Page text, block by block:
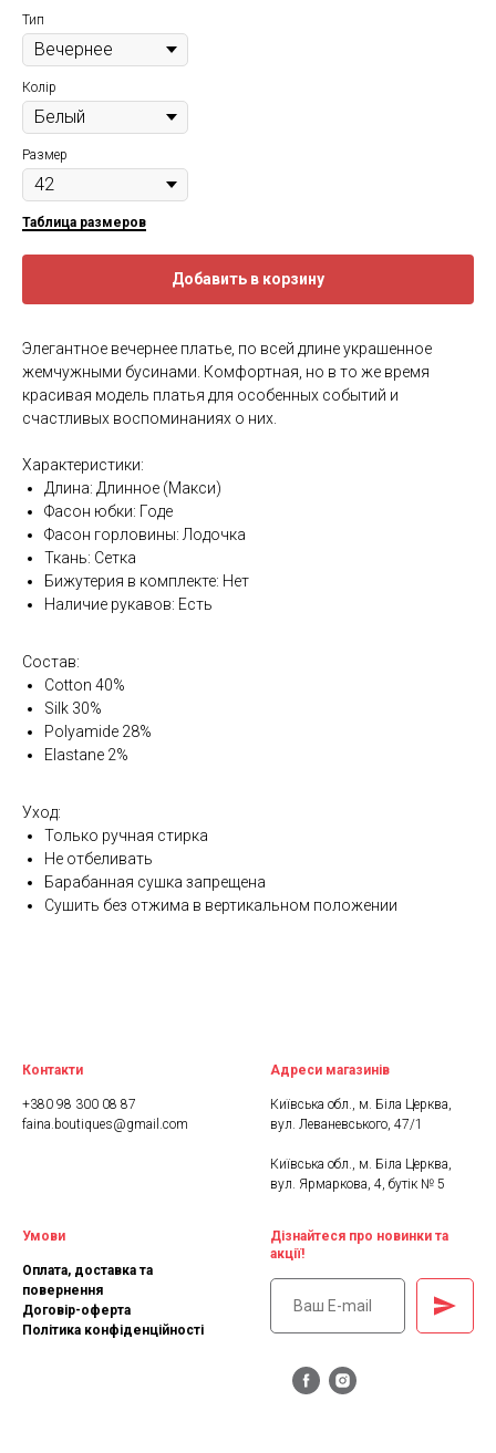
Тип
Колір
Размер
Таблица размеров
Добавить в корзину
Элегантное вечернее платье, по всей длине украшенное
жемчужными бусинами. Комфортная, но в то же время
красивая модель платья для особенных событий и
счастливых воспоминаниях о них.
Характеристики:
Длина: Длинное (Макси)
Фасон юбки: Годе
Фасон горловины: Лодочка
Ткань: Сетка
Бижутерия в комплекте: Нет
Наличие рукавов: Есть
Состав:
Cotton 40%
Silk 30%
Polyamide 28%
Elastane 2%
Уход:
Только ручная стирка
Не отбеливать
Барабанная сушка запрещена
Сушить без отжима в вертикальном положении
Контакти
+380 98 300 08 87
faina.boutiques@gmail.com
Адреси магазинів
Київська обл., м. Біла Церква,
вул. Леваневського, 47/1
Київська обл., м. Біла Церква,
вул. Ярмаркова, 4, бутік № 5
Умови
Оплата, доставка та
повернення
Договір-оферта
Політика конфіденційності
Дізнайтеся про новинки та
акції!